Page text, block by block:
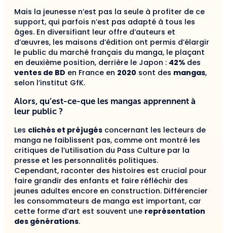
Mais la jeunesse n’est pas la seule à profiter de ce
support, qui parfois n’est pas adapté à tous les
âges. En diversifiant leur offre d’auteurs et
d’œuvres, les maisons d’édition ont permis d’élargir
le public du marché français du manga, le plaçant
en deuxième position, derrière le Japon : 42% des
ventes de BD en France en 2020 sont des mangas,
selon l’institut GfK.
Alors, qu’est-ce-que les mangas apprennent à
leur public ?
Les clichés et préjugés concernant les lecteurs de
manga ne faiblissent pas, comme ont montré les
critiques de l’utilisation du Pass Culture par la
presse et les personnalités politiques.
Cependant, raconter des histoires est crucial pour
faire grandir des enfants et faire réfléchir des
jeunes adultes encore en construction. Différencier
les consommateurs de manga est important, car
cette forme d’art est souvent une représentation
des générations.